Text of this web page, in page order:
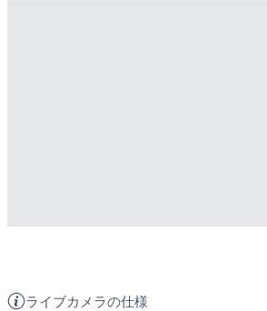
ライブカメラの仕様